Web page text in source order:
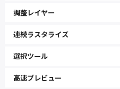
調整レイヤー
連続ラスタライズ
選択ツール
高速プレビュー